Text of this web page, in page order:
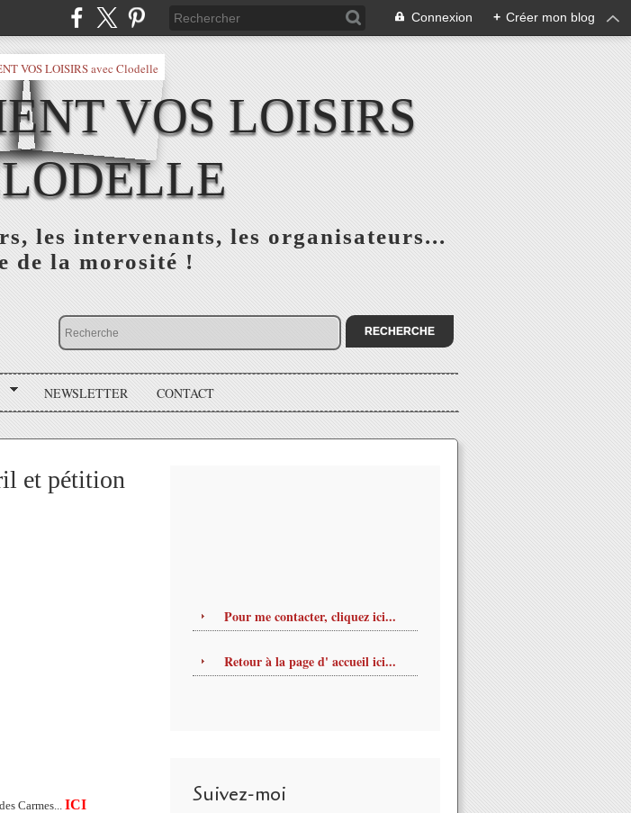
Connexion + Créer mon blog
VOS LOISIRS
les intervenants, les organisateurs...
de la morosité !
NEWSLETTER CONTACT
et pétition
Carmes... ICI
Pour me contacter, cliquez ici...
Retour à la page d' accueil ici...
Suivez-moi